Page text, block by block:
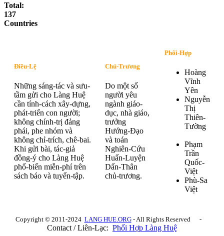
Total:
137
Countries
Điều-Lệ
Những sáng-tác và sưu-
tầm gửi cho Làng Huệ
cần tính-cách xây-dựng,
phát-triển con người;
không chính-trị đảng
phái, phe nhóm và
không chỉ-trích, chê-bai.
Khi gửi bài, tác-giả
đồng-ý cho Làng Huệ
phổ-biến miễn-phí trên
sách báo và tuyển-tập.
Chủ-Trương
Do một số
người yêu
ngành giáo-
dục, nhà giáo,
trưởng
Hướng-Đạo
và toán
Nghiên-Cứu
Huấn-Luyện
Dấn-Thân
chủ-trương.
Phối-Hợp
Hoàng
Vĩnh
Yên
Nguyễn
Thị
Thiên-
Tường
Phạm
Trần
Quốc-
Việt
Phù-Sa
Việt
Copyright © 2011-2024 LANG HUE.ORG- All Rights Reserved -
Contact / Liên-Lạc: Phối Hợp Làng Huệ